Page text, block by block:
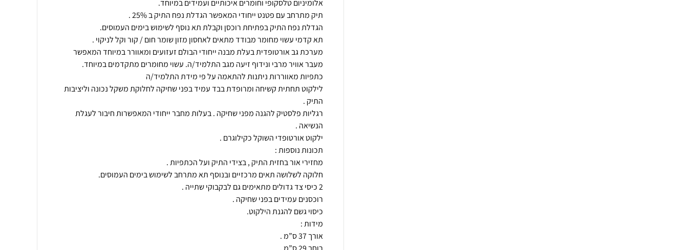
מערכת גב אורטופדית בעלת מבנה ייחודי הבולם זעזועים ומאוורר במיוחד המאפשר
לילקוט תחתית קשיחה ומרופדת בבד עמיד בפני שחיקה לחלוקת משקל נכונה וליציבות
רגליות פלסטיק להגנה מפני שחיקה . בעלות מחבר ייחודי המאפשרות חיבור לעגלת